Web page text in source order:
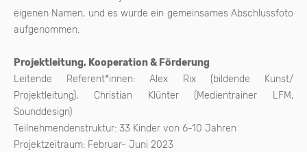
eigenen Namen, und es wurde ein gemeinsames Abschlussfoto
aufgenommen.
Projektleitung, Kooperation & Förderung
Leitende Referent*innen: Alex Rix (bildende Kunst/
Projektleitung), Christian Klünter (Medientrainer LFM,
Sounddesign)
Teilnehmendenstruktur: 33 Kinder von 6-10 Jahren
Projektzeitraum: Februar- Juni 2023